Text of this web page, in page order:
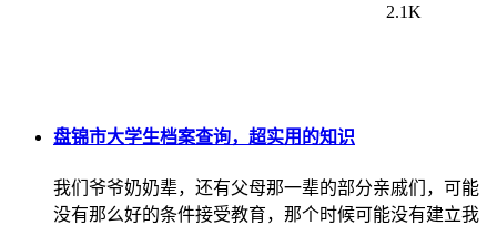
2.1K
盘锦市大学生档案查询，超实用的知识
我们爷爷奶奶辈，还有父母那一辈的部分亲戚们，可能
没有那么好的条件接受教育，那个时候可能没有建立我